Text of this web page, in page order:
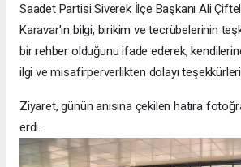
Saadet Partisi Siverek İlçe Başkanı Ali
Karavar'ın bilgi, birikim ve tecrübelerinin
bir rehber olduğunu ifade ederek,
ilgi ve misafirperverlikten dolayı
Ziyaret, günün anısına çekilen hatıra
erdi.